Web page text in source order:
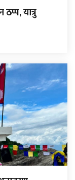
यात्रु